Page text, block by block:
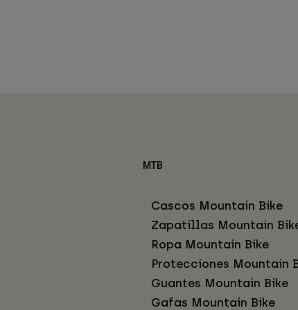
MTB
Cascos Mountain Bike
Zapatillas Mountain
Ropa Mountain Bike
Protecciones Mountain
Guantes Mountain Bike
Gafas Mountain Bike